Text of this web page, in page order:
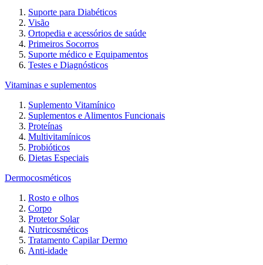
Suporte para Diabéticos
Visão
Ortopedia e acessórios de saúde
Primeiros Socorros
Suporte médico e Equipamentos
Testes e Diagnósticos
Vitaminas e suplementos
Suplemento Vitamínico
Suplementos e Alimentos Funcionais
Proteínas
Multivitamínicos
Probióticos
Dietas Especiais
Dermocosméticos
Rosto e olhos
Corpo
Protetor Solar
Nutricosméticos
Tratamento Capilar Dermo
Anti-idade